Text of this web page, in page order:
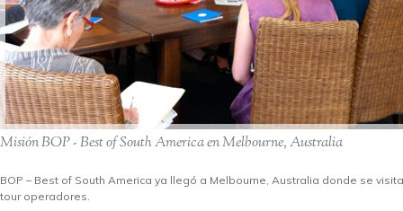
Misión BOP - Best of South America en Melbourne, Australia
BOP – Best of South America ya llegó a Melbourne, Australia donde se
tour operadores.